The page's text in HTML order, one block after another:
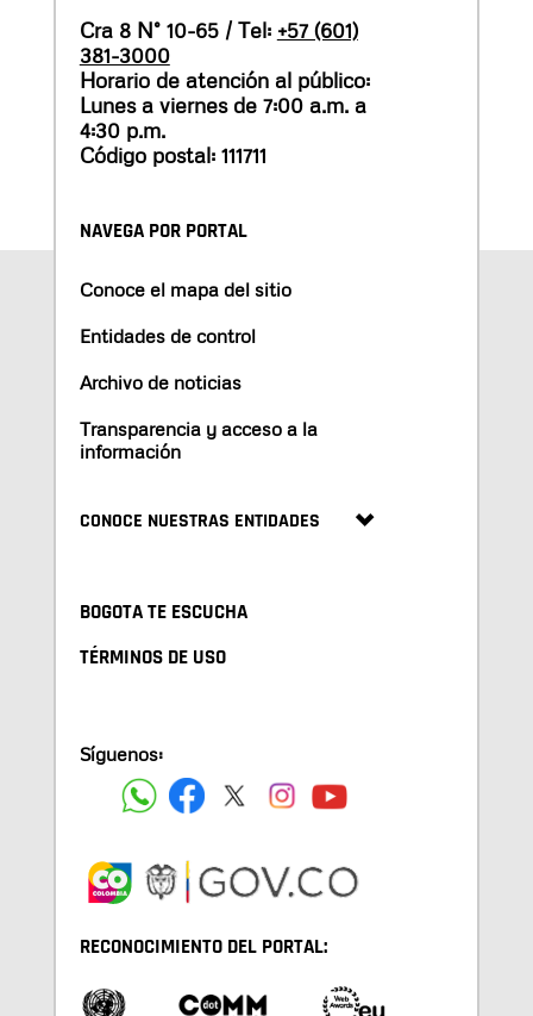
Cra 8 N° 10-65 / Tel: +57 (601)
381-3000
Horario de atención al público:
Lunes a viernes de 7:00 a.m. a
4:30 p.m.
Código postal: 111711
NAVEGA POR PORTAL
Conoce el mapa del sitio
Entidades de control
Archivo de noticias
Transparencia y acceso a la
información
CONOCE NUESTRAS ENTIDADES
BOGOTA TE ESCUCHA
TÉRMINOS DE USO
Síguenos:
RECONOCIMIENTO DEL PORTAL: